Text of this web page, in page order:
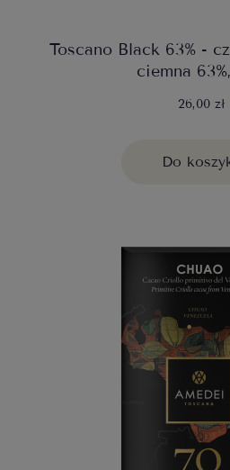
Toscano Black 63% -
ciemna
26,00 zł
Do